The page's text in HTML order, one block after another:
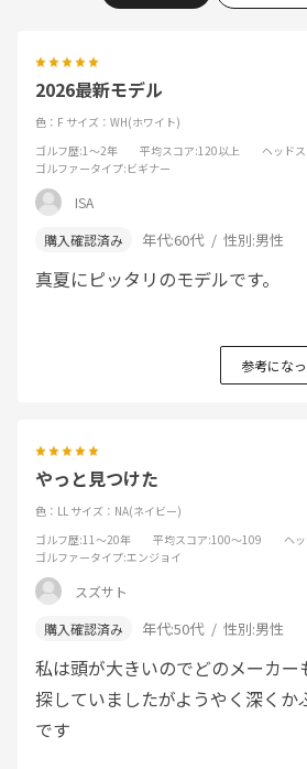
2026最新モデル
色：F サイズ：WH(ホワイト)
ゴルフ歴:1～2年 平均スコア:120以上 ヘッド
ゴルファータイプ:ビギナー
ISA
年代:60代 性別:男性
真夏にピッタリのモデルです。
参考にな
やっと見つけた
色：LL サイズ：NA(ネイビー)
ゴルフ歴:11～20年 平均スコア:100～109 ヘ
ゴルファータイプ:エンジョイ
スズサト
年代:50代 性別:男性
私は頭が大きいのでどのメーカー
探していましたがようやく深くか
です